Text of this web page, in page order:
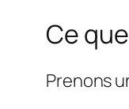
Ce
Prenons